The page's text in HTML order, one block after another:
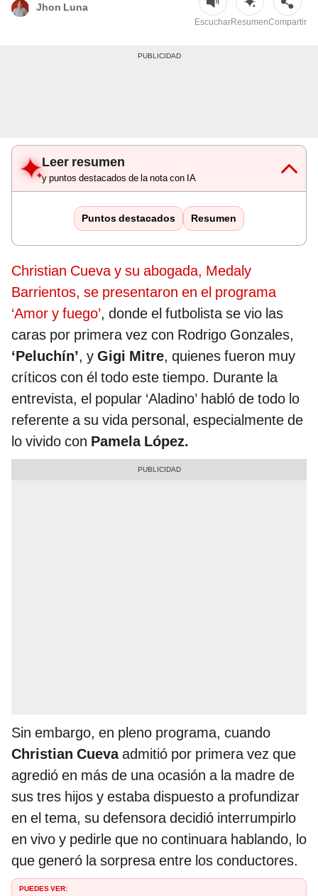
Jhon Luna
EscucharResumenCompartir
Leer resumen
y puntos destacados de la nota con IA
Puntos destacados Resumen
Christian Cueva y su abogada, Medaly
Barrientos, se presentaron en el programa
‘Amor y fuego’, donde el futbolista se vio las
caras por primera vez con Rodrigo Gonzales,
‘Peluchín’, y Gigi Mitre, quienes fueron muy
críticos con él todo este tiempo. Durante la
entrevista, el popular ‘Aladino’ habló de todo lo
referente a su vida personal, especialmente de
lo vivido con Pamela López.
Sin embargo, en pleno programa, cuando
Christian Cuevaadmitió por primera vez que
agredió en más de una ocasión a la madre de
sus tres hijos y estaba dispuesto a profundizar
en el tema, su defensora decidió interrumpirlo
en vivo y pedirle que no continuara hablando, lo
que generó la sorpresa entre los conductores.
PUEDES VER: